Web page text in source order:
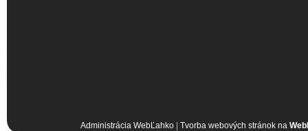
Administrácia WebĽahko| Tvorba webových stránok na